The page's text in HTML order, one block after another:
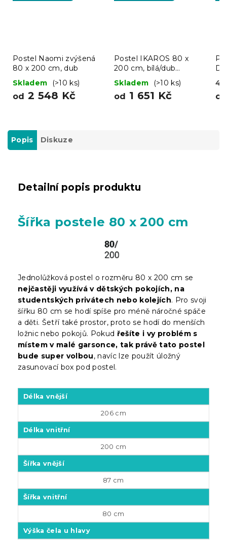
Postel Naomi zvýšená
80 x 200 cm, dub
Skladem
(>10 ks)
od 2 548 Kč
Postel IKAROS 80 x
200 cm, bílá/dub
sonoma
Skladem (>10 ks)
od 1 651 Kč
4
od
Popis Diskuze
Detailní popis produktu
Šířka postele 80 x 200 cm
Jednolůžková postel o rozměru 80 x 200 cm se
nejčastěji využívá v dětských pokojích, na
studentských privátech nebo kolejích. Pro svoji
šířku 80 cm se hodí spíše pro méně náročné spáče
a děti. Šetří také prostor, proto se hodí do menších
ložnic nebo pokojů. Pokud řešíte i vy problém s
místem v malé garsonce, tak právě tato postel
bude super volbou, navíc lze použít úložný
zasunovací box pod postel.
Délka vnější
206 cm
Délka vnitřní
200 cm
Šířka vnější
87 cm
Šířka vnitřní
80 cm
Výška čela u hlavy